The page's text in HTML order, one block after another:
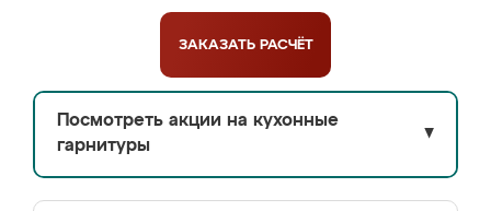
ЗАКАЗАТЬ РАСЧЁТ
Посмотреть акции на кухонные
гарнитуры
▼